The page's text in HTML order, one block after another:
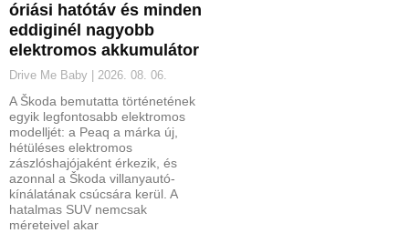
óriási hatótáv és minden
eddiginél nagyobb
elektromos akkumulátor
Drive Me Baby 2026. 08. 06.
A Škoda bemutatta történetének
egyik legfontosabb elektromos
modelljét: a Peaq a márka új,
hétüléses elektromos
zászlóshajójaként érkezik, és
azonnal a Škoda villanyautó-
kínálatának csúcsára kerül. A
hatalmas SUV nemcsak
méreteivel akar